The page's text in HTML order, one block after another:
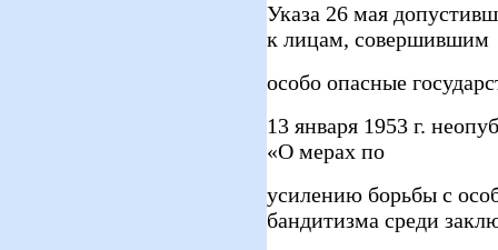
Указа 26 мая
к лицам, совершившим
особо опасные
13 января 1953 г.
«О мерах по
усилению борьбы с
бандитизма среди